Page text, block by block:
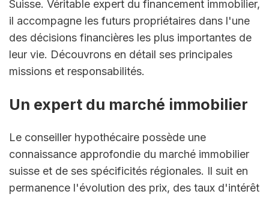
Suisse. Véritable expert du financement immobilier,
il accompagne les futurs propriétaires dans l'une
des décisions financières les plus importantes de
leur vie. Découvrons en détail ses principales
missions et responsabilités.
Un expert du marché immobilier
Le conseiller hypothécaire possède une
connaissance approfondie du marché immobilier
suisse et de ses spécificités régionales. Il suit en
permanence l'évolution des prix, des taux d'intérêt